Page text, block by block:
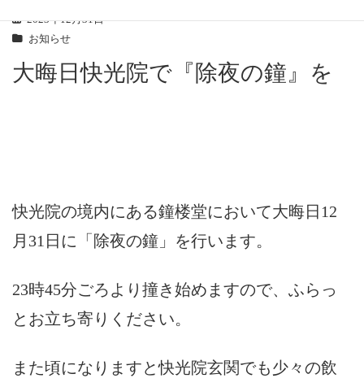
2023年12月31日
お知らせ
大晦日快光院で『除夜の鐘』を
快光院の境内にある鐘楼堂において大晦日12
月31日に「除夜の鐘」を行います。
23時45分ごろより撞き始めますので、ふらっ
とお立ち寄りください。
また頃になりますと快光院玄関でも少々の飲